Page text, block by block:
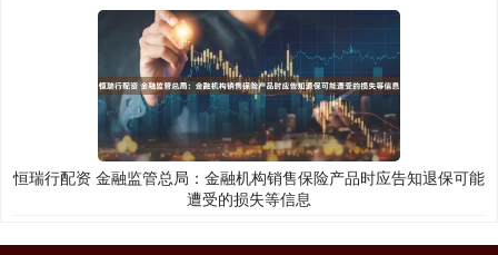
恒瑞行配资 金融监管总局：金融机构销售保险产品时应告知退保可能
遭受的损失等信息